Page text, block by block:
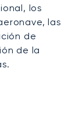
los
las
de
de la